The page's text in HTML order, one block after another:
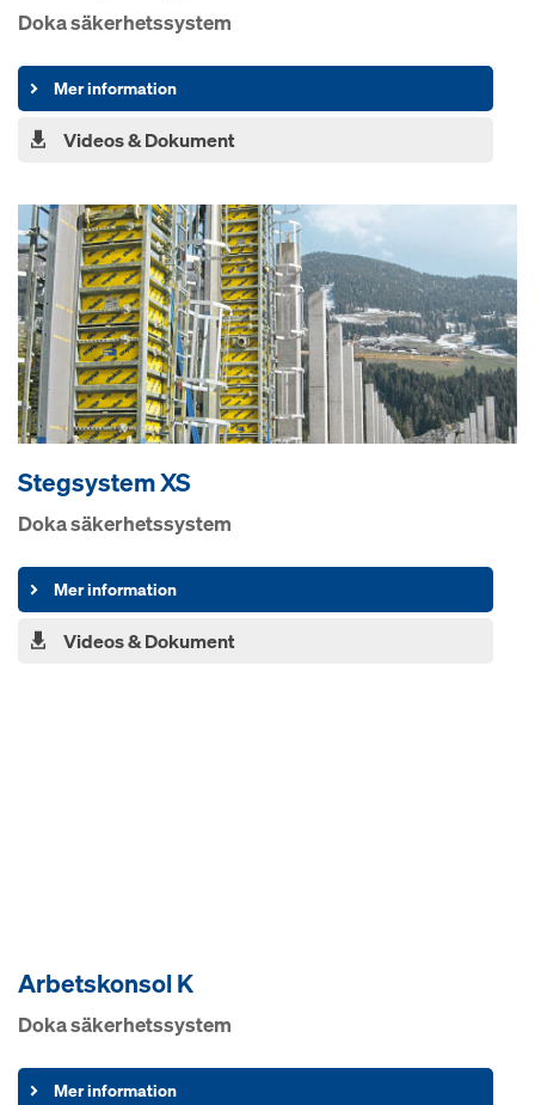
Doka säkerhetssystem
Mer information
Videos & Dokument
Stegsystem XS
Doka säkerhetssystem
Mer information
Videos & Dokument
Arbetskonsol K
Doka säkerhetssystem
Mer information